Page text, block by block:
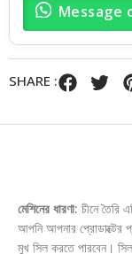
Message
SHARE :
মেশিনের ধারণা: চীনে তৈরি
আপনি আপনার প্রোডাক্টের
মুখ সিল করতে পারবেন।